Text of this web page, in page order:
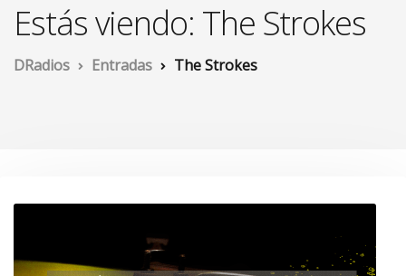
Estás viendo: The Strokes
DRadios Entradas The Strokes